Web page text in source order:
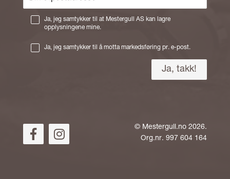
Ja, jeg samtykker til at Mestergull AS kan lagre
opplysningene mine.
Ja, jeg samtykker til å motta markedsføring pr. e-post.
© Mestergull.no 2026.
Org.nr. 997 604 164